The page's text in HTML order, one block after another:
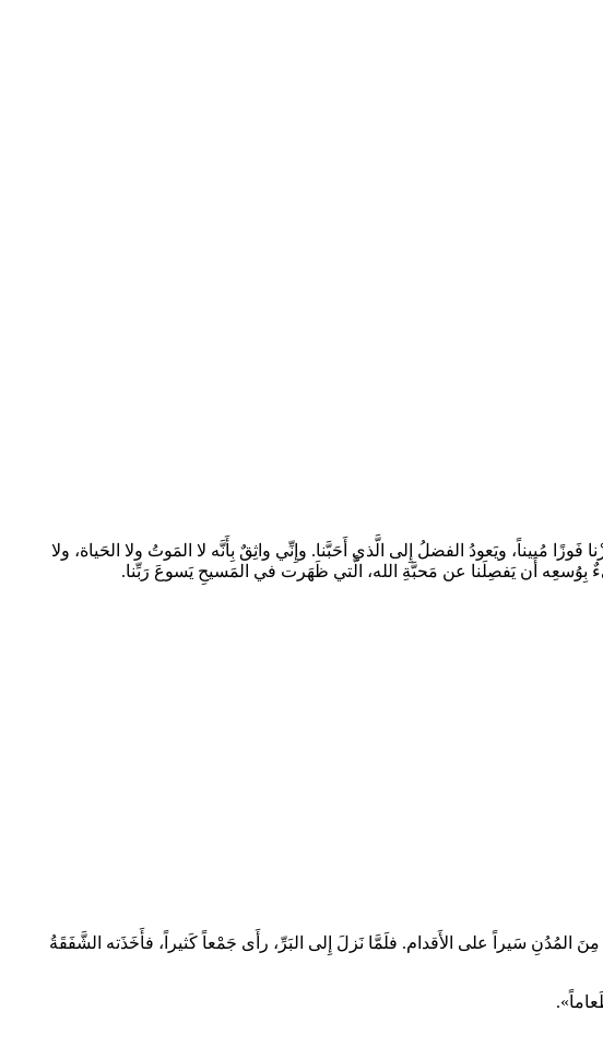
ويَعودُ الفضلُ إِلى الَّذي أَحَبَّنا. وإِنِّي واثِقٌ بِأَنَّه لا المَوتُ ولا الحَياة، ولا
بِوُسعِه أَن يَفصِلَنا عن مَحبَّةِ الله، الَّتي ظَهَرت في المَسيحِ يَسوعَ رَبِّنا.
سَيراً على الأَقدام. فلَمَّا نَزلَ إِلى البَرِّ، رأَى جَمْعاً كَثيراً، فأَخَذَته الشَّفَقَةُ